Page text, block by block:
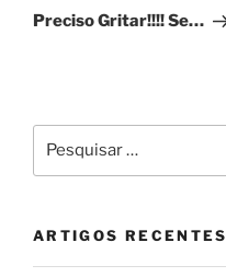
seguinte
Preciso Gritar!!!! Se…
por:
ARTIGOS RECENTES